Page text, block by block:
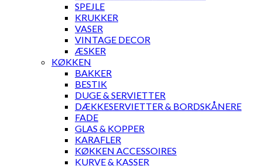
SPEJLE
KRUKKER
VASER
VINTAGE DECOR
ÆSKER
KØKKEN
BAKKER
BESTIK
DUGE & SERVIETTER
DÆKKESERVIETTER & BORDSKÅNERE
FADE
GLAS & KOPPER
KARAFLER
KØKKEN ACCESSOIRES
KURVE & KASSER